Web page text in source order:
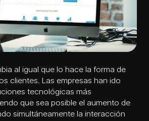
al igual que lo hace la forma de
clientes. Las empresas han ido
tecnológicas más
que sea posible el aumento de
simultáneamente la interacción